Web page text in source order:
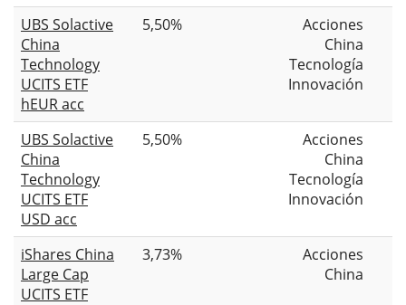
UBS Solactive
China
Technology
UCITS ETF
hEUR acc
5,50%
Acciones
China
Tecnología
Innovación
UBS Solactive
China
Technology
UCITS ETF
USD acc
5,50%
Acciones
China
Tecnología
Innovación
iShares China
Large Cap
UCITS ETF
3,73%
Acciones
China